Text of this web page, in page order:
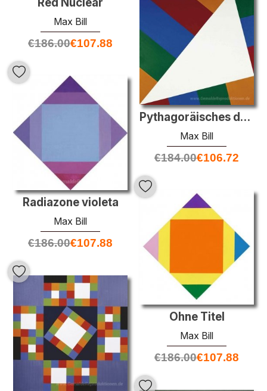
Max Bill
€186.00€107.88
Pythagoräisches dreieck im Quadrat II
Max Bill
€184.00€106.72
Radiazone violeta
Max Bill
€186.00€107.88
Ohne Titel
Max Bill
€186.00€107.88